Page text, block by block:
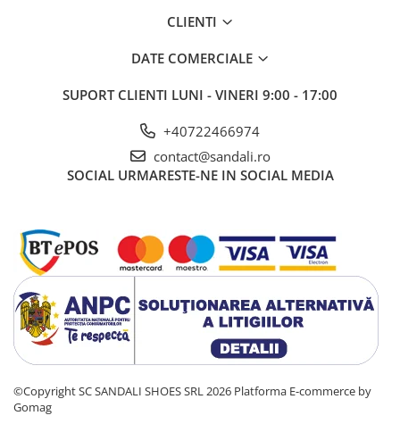
CLIENTI
DATE COMERCIALE
SUPORT CLIENTI LUNI - VINERI 9:00 - 17:00
+40722466974
contact@sandali.ro
SOCIAL URMARESTE-NE IN SOCIAL MEDIA
©Copyright SC SANDALI SHOES SRL 2026 Platforma E-commerce by
Gomag